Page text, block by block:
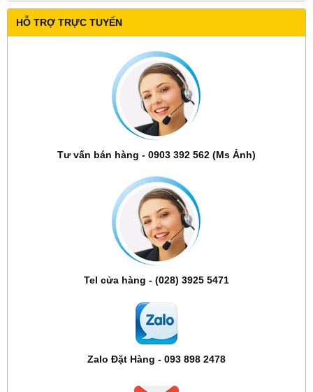
HỖ TRỢ TRỰC TUYẾN
Tư vấn bán hàng - 0903 392 562 (Ms Ảnh)
Tel cửa hàng - (028) 3925 5471
Zalo Đặt Hàng - 093 898 2478